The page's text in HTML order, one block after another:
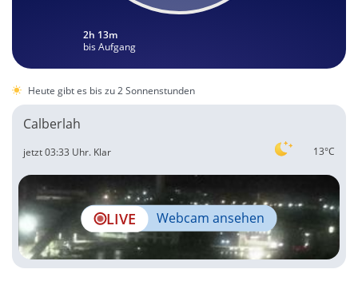
2h 13m
bis Aufgang
Heute gibt es bis zu 2 Sonnenstunden
Calberlah
13°C
jetzt 03:33 Uhr. Klar
LIVE Webcam ansehen